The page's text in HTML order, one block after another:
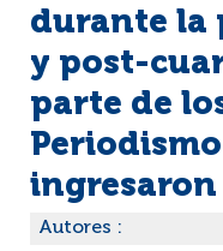
durante la
y post-
parte de
ingresaron
Autores :